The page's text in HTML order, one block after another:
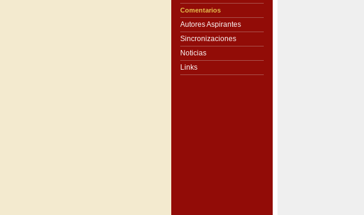
Comentarios
Autores Aspirantes
Sincronizaciones
Noticias
Links